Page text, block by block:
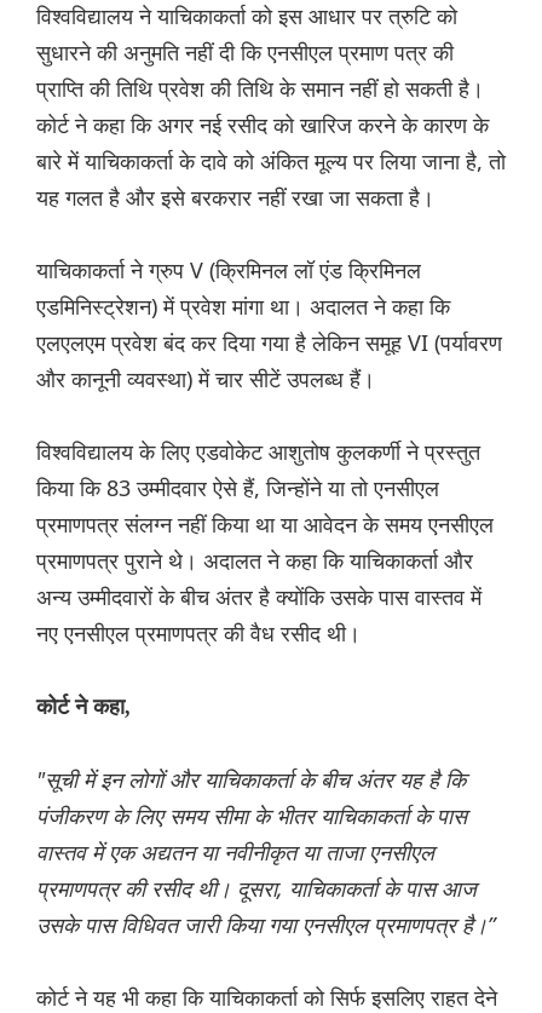
विश्वविद्यालय ने याचिकाकर्ता को इस आधार पर त्रुटि को
सुधारने की अनुमति नहीं दी कि एनसीएल प्रमाण पत्र की
प्राप्ति की तिथि प्रवेश की तिथि के समान नहीं हो सकती है।
कोर्ट ने कहा कि अगर नई रसीद को खारिज करने के कारण के
बारे में याचिकाकर्ता के दावे को अंकित मूल्य पर लिया जाना है, तो
यह गलत है और इसे बरकरार नहीं रखा जा सकता है।
याचिकाकर्ता ने ग्रुप V (क्रिमिनल लॉ एंड क्रिमिनल
एडमिनिस्ट्रेशन) में प्रवेश मांगा था। अदालत ने कहा कि
एलएलएम प्रवेश बंद कर दिया गया है लेकिन समूह VI (पर्यावरण
और कानूनी व्यवस्था) में चार सीटें उपलब्ध हैं।
विश्वविद्यालय के लिए एडवोकेट आशुतोष कुलकर्णी ने प्रस्तुत
किया कि 83 उम्मीदवार ऐसे हैं, जिन्होंने या तो एनसीएल
प्रमाणपत्र संलग्न नहीं किया था या आवेदन के समय एनसीएल
प्रमाणपत्र पुराने थे। अदालत ने कहा कि याचिकाकर्ता और
अन्य उम्मीदवारों के बीच अंतर है क्योंकि उसके पास वास्तव में
नए एनसीएल प्रमाणपत्र की वैध रसीद थी।
कोर्ट ने कहा,
"सूची में इन लोगों और याचिकाकर्ता के बीच अंतर यह है कि
पंजीकरण के लिए समय सीमा के भीतर याचिकाकर्ता के पास
वास्तव में एक अद्यतन या नवीनीकृत या ताजा एनसीएल
प्रमाणपत्र की रसीद थी। दूसरा, याचिकाकर्ता के पास आज
उसके पास विधिवत जारी किया गया एनसीएल प्रमाणपत्र है।”
कोर्ट ने यह भी कहा कि याचिकाकर्ता को सिर्फ इसलिए राहत देने